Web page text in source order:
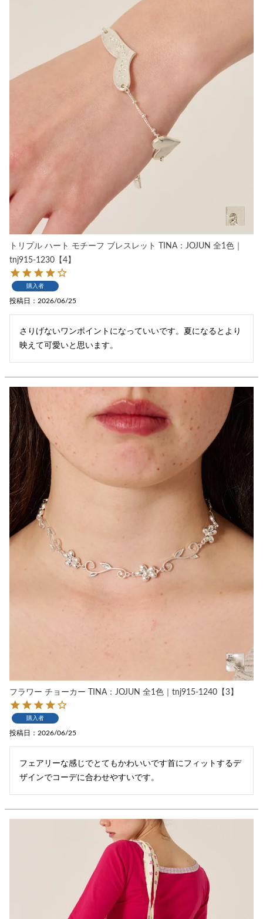
トリプル ハート モチーフ ブレスレット TINA：JOJUN 全1色｜
tnj915-1230【4】
購入者
投稿日 2026/06/25
さりげないワンポイントになっていいです。夏になるとより
映えて可愛いと思います。
フラワー チョーカー TINA：JOJUN 全1色｜tnj915-1240【3】
購入者
投稿日 2026/06/25
フェアリーな感じでとてもかわいいです首にフィットするデ
ザインでコーデに合わせやすいです。